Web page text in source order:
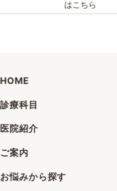
はこちら
HOME
診療科目
医院紹介
ご案内
お悩みから探す